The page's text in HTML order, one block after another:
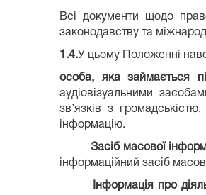
Всі документи щодо
законодавству та
1.4.У цьому Положенні
особа, яка займається
аудіовізуальними
зв’язків з
інформацію.
Засіб масової
інформаційний засіб
Інформація про